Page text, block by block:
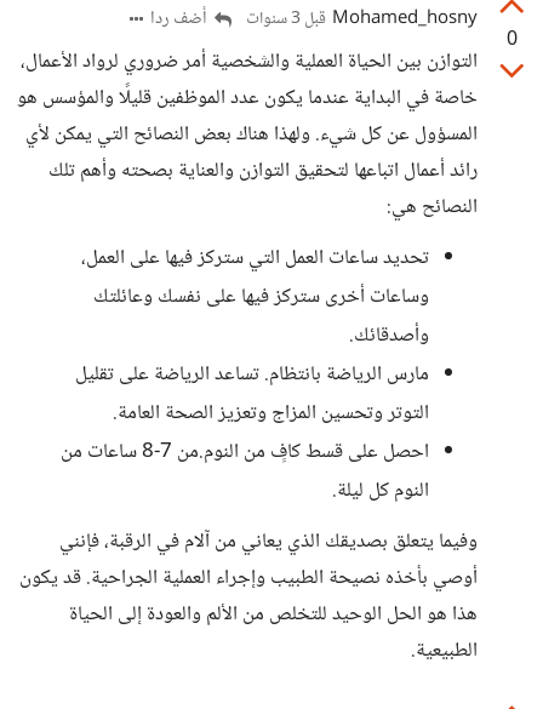
0
Mohamed_hosny قبل 3 سنوات أضف ردا
التوازن بين الحياة العملية والشخصية أمر ضروري لرواد الأعمال،
خاصة في البداية عندما يكون عدد الموظفين قليلًا والمؤسس هو
المسؤول عن كل شيء. ولهذا هناك بعض النصائح التي يمكن لأي
رائد أعمال اتباعها لتحقيق التوازن والعناية بصحته وأهم تلك
النصائح هي:
تحديد ساعات العمل التي ستركز فيها على العمل،
وساعات أخرى ستركز فيها على نفسك وعائلتك
وأصدقائك.
مارس الرياضة بانتظام. تساعد الرياضة على تقليل
التوتر وتحسين المزاج وتعزيز الصحة العامة.
احصل على قسط كافٍ من النوم.من 7-8 ساعات من
النوم كل ليلة.
وفيما يتعلق بصديقك الذي يعاني من آلام في الرقبة، فإنني
أوصي بأخذه نصيحة الطبيب وإجراء العملية الجراحية. قد يكون
هذا هو الحل الوحيد للتخلص من الألم والعودة إلى الحياة
الطبيعية.